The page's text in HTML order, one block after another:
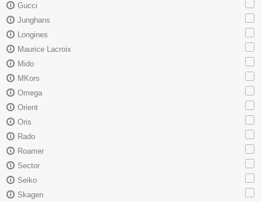
Gucci
Junghans
Longines
Maurice Lacroix
Mido
MKors
Omega
Orient
Oris
Rado
Roamer
Sector
Seiko
Skagen